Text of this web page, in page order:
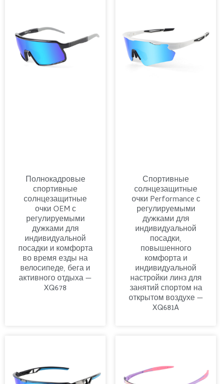
Полнокадровые
спортивные
солнцезащитные
очки OEM с
регулируемыми
дужками для
индивидуальной
посадки и комфорта
во время езды на
велосипеде, бега и
активного отдыха —
XQ678
Спортивные
солнцезащитные
очки Performance с
регулируемыми
дужками для
индивидуальной
посадки,
повышенного
комфорта и
индивидуальной
настройки линз для
занятий спортом на
открытом воздухе —
XQ681A